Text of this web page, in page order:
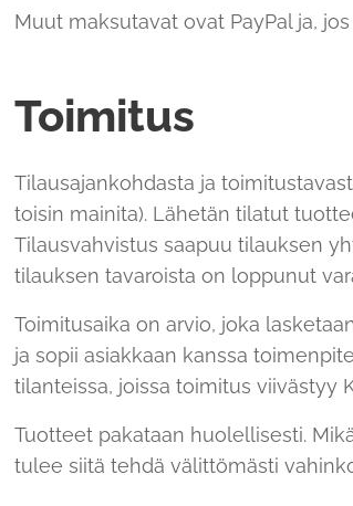
Muut maksutavat ovat PayPal ja,
Toimitus
Tilausajankohdasta ja
toisin mainita). Lähetän tilatut
Tilausvahvistus saapuu tilauksen
tilauksen tavaroista on loppunut
Toimitusaika on arvio, joka
ja sopii asiakkaan kanssa
tilanteissa, joissa toimitus viivästyy
Tuotteet pakataan huolellisesti.
tulee siitä tehdä välittömästi